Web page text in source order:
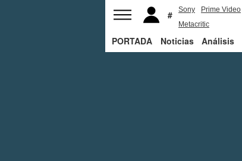
Sony Prime Video
Metacritic
PORTADA Noticias Análisis